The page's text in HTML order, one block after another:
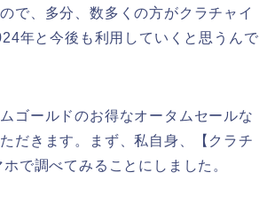
で、多分、数多くの方がクラチャイ
年と今後も利用していくと思うんで
ゴールドのお得なオータムセールな
だきます。まず、私自身、【クラチ
で調べてみることにしました。